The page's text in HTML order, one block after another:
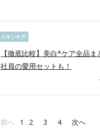
スキンケア
【徹底比較】美白*ケア全品ま
社員の愛用セットも！
前へ 1 2 3 4 次へ